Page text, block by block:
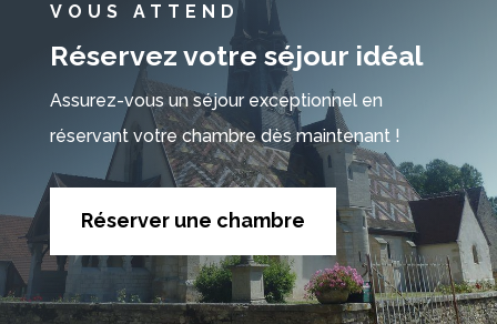
VOUS ATTEND
Réservez votre séjour idéal
Assurez-vous un séjour exceptionnel en
réservant votre chambre dès maintenant !
Réserver une chambre